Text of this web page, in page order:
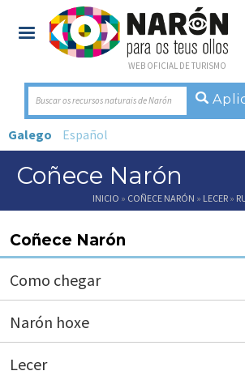
WEB OFICIAL DE TURISMO
Buscar os recursos naturais de Narón
Galego Español
Coñece Narón
Vostede está
INICIO » COÑECE NARÓN » LECER »
Coñece Narón
Como chegar
Narón hoxe
Lecer